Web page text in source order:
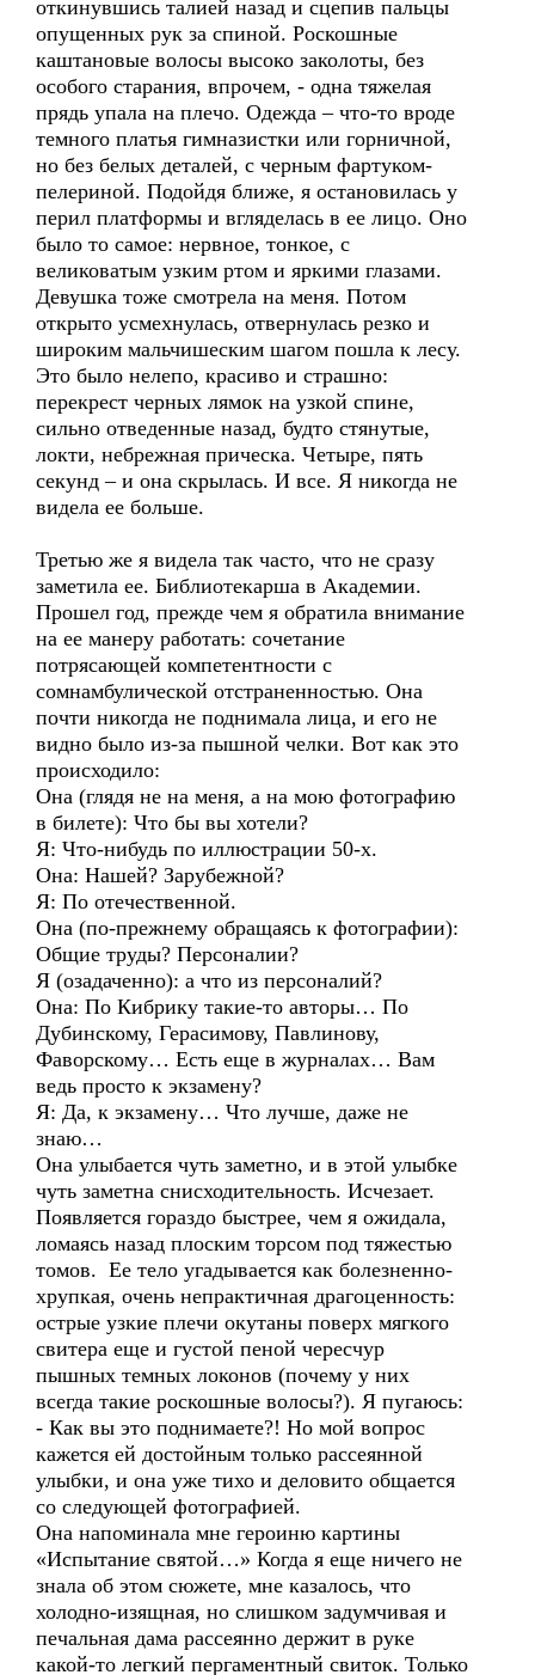
откинувшись талией назад и сцепив пальцы
опущенных рук за спиной. Роскошные
каштановые волосы высоко заколоты, без
особого старания, впрочем, - одна тяжелая
прядь упала на плечо. Одежда – что-то вроде
темного платья гимназистки или горничной,
но без белых деталей, с черным фартуком-
пелериной. Подойдя ближе, я остановилась у
перил платформы и вгляделась в ее лицо. Оно
было то самое: нервное, тонкое, с
великоватым узким ртом и яркими глазами.
Девушка тоже смотрела на меня. Потом
открыто усмехнулась, отвернулась резко и
широким мальчишеским шагом пошла к лесу.
Это было нелепо, красиво и страшно:
перекрест черных лямок на узкой спине,
сильно отведенные назад, будто стянутые,
локти, небрежная прическа. Четыре, пять
секунд – и она скрылась. И все. Я никогда не
видела ее больше.
Третью же я видела так часто, что не сразу
заметила ее. Библиотекарша в Академии.
Прошел год, прежде чем я обратила внимание
на ее манеру работать: сочетание
потрясающей компетентности с
сомнамбулической отстраненностью. Она
почти никогда не поднимала лица, и его не
видно было из-за пышной челки. Вот как это
происходило:
Она (глядя не на меня, а на мою фотографию
в билете): Что бы вы хотели?
Я: Что-нибудь по иллюстрации 50-х.
Она: Нашей? Зарубежной?
Я: По отечественной.
Она (по-прежнему обращаясь к фотографии):
Общие труды? Персоналии?
Я (озадаченно): а что из персоналий?
Она: По Кибрику такие-то авторы… По
Дубинскому, Герасимову, Павлинову,
Фаворскому… Есть еще в журналах… Вам
ведь просто к экзамену?
Я: Да, к экзамену… Что лучше, даже не
знаю…
Она улыбается чуть заметно, и в этой улыбке
чуть заметна снисходительность. Исчезает.
Появляется гораздо быстрее, чем я ожидала,
ломаясь назад плоским торсом под тяжестью
томов. Ее тело угадывается как болезненно-
хрупкая, очень непрактичная драгоценность:
острые узкие плечи окутаны поверх мягкого
свитера еще и густой пеной чересчур
пышных темных локонов (почему у них
всегда такие роскошные волосы?). Я пугаюсь:
- Как вы это поднимаете?! Но мой вопрос
кажется ей достойным только рассеянной
улыбки, и она уже тихо и деловито общается
со следующей фотографией.
Она напоминала мне героиню картины
«Испытание святой…» Когда я еще ничего не
знала об этом сюжете, мне казалось, что
холодно-изящная, но слишком задумчивая и
печальная дама рассеянно держит в руке
какой-то легкий пергаментный свиток. Только